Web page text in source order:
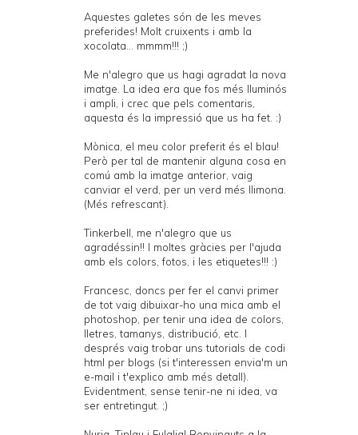
Aquestes galetes són de les meves
preferides! Molt cruixents i amb la
xocolata... mmmm!!! ;)
Me n'alegro que us hagi agradat la nova
imatge. La idea era que fos més lluminós
i ampli, i crec que pels comentaris,
aquesta és la impressió que us ha fet. :)
Mònica, el meu color preferit és el blau!
Però per tal de mantenir alguna cosa en
comú amb la imatge anterior, vaig
canviar el verd, per un verd més llimona.
(Més refrescant).
Tinkerbell, me n'alegro que us
agradéssin!! I moltes gràcies per l'ajuda
amb els colors, fotos, i les etiquetes!!! :)
Francesc, doncs per fer el canvi primer
de tot vaig dibuixar-ho una mica amb el
photoshop, per tenir una idea de colors,
lletres, tamanys, distribució, etc. I
després vaig trobar uns tutorials de codi
html per blogs (si t'interessen envia'm un
e-mail i t'explico amb més detall).
Evidentment, sense tenir-ne ni idea, va
ser entretingut. ;)